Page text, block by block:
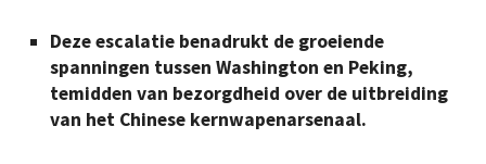
Deze escalatie benadrukt de groeiende
spanningen tussen Washington en Peking,
temidden van bezorgdheid over de uitbreiding
van het Chinese kernwapenarsenaal.